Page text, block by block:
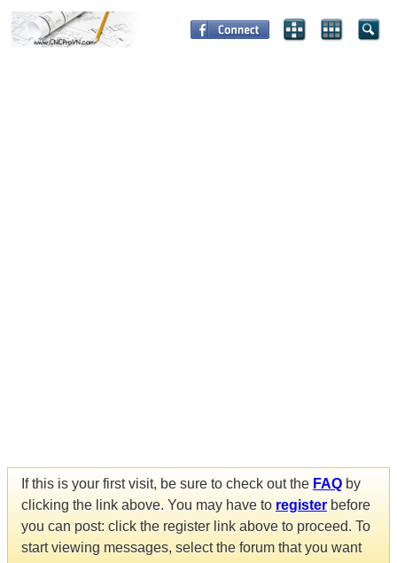
If this is your first visit, be sure to check out the FAQ by
clicking the link above. You may have to register before
you can post: click the register link above to proceed. To
start viewing messages, select the forum that you want